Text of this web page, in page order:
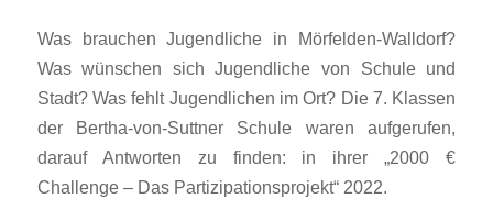
Was brauchen Jugendliche in Mörfelden-Walldorf?
Was wünschen sich Jugendliche von Schule und
Stadt? Was fehlt Jugendlichen im Ort? Die 7. Klassen
der Bertha-von-Suttner Schule waren aufgerufen,
darauf Antworten zu finden: in ihrer „2000 €
Challenge – Das Partizipationsprojekt“ 2022.